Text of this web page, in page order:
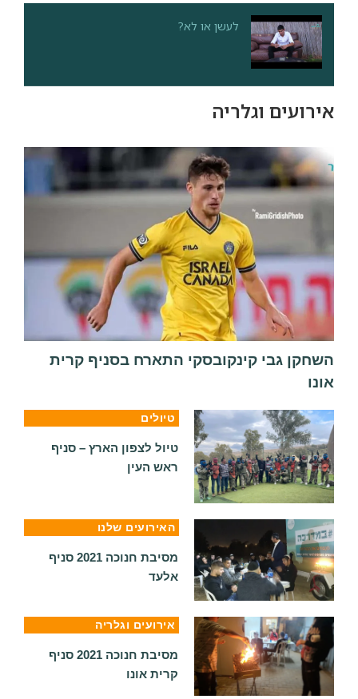
לעשן או לא?
אירועים וגלריה
השחקן גבי קינקובסקי התארח בסניף קרית
אונו
טיולים
טיול לצפון הארץ – סניף
ראש העין
האירועים שלנו
מסיבת חנוכה 2021 סניף
אלעד
אירועים וגלריה
מסיבת חנוכה 2021 סניף
קרית אונו